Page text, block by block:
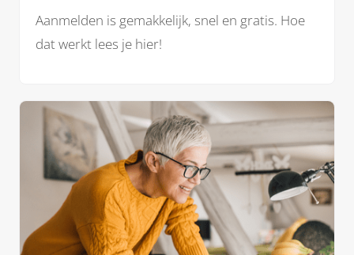
Aanmelden is gemakkelijk, snel en gratis. Hoe
dat werkt lees je hier!